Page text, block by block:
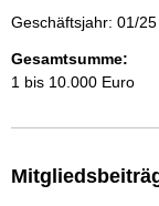
Geschäftsjahr: 01/
Gesamtsumme:
1 bis 10.000 Euro